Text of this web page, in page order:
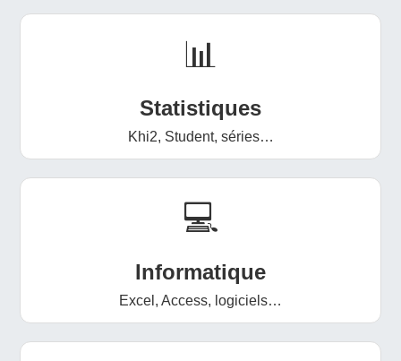
📊
Statistiques
Khi2, Student, séries…
💻
Informatique
Excel, Access, logiciels…